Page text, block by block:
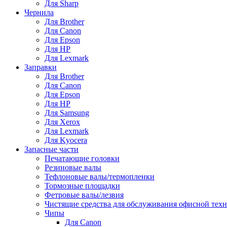
Для Sharp
Чернила
Для Brother
Для Canon
Для Epson
Для HP
Для Lexmark
Заправки
Для Brother
Для Canon
Для Epson
Для HP
Для Samsung
Для Xerox
Для Lexmark
Для Kyocera
Запасные части
Печатающие головки
Резиновые валы
Тефлоновые валы/термопленки
Тормозные площадки
Фетровые валы/лезвия
Чистящие средства для обслуживания офисной
Чипы
Для Canon